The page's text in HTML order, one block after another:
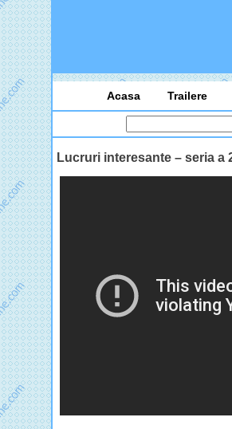
Acasa Trailere
Lucruri interesante – seria a